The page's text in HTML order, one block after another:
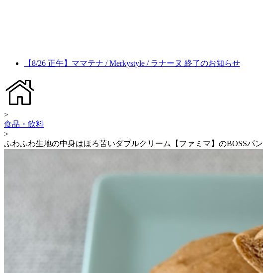
【8/26 正午】ママテナ / Merkystyle / ラナーヌ 終了のお知らせ
>
食品・飲料
>
ふわふわ生地の中身はほろ苦いダブルクリーム【ファミマ】のBOSSパン